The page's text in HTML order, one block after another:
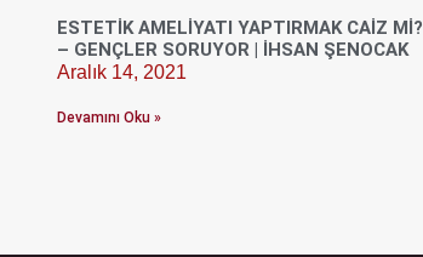
ESTETIK AMELIYATI YAPTIRMAK CAIZ MI?
– GENÇLER SORUYOR | İHSAN ŞENOCAK
Aralık 14, 2021
Devamını Oku »